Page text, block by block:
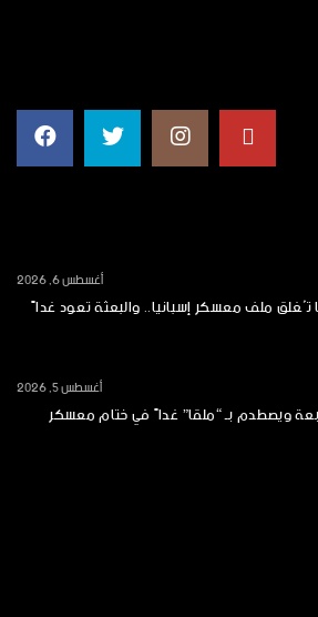
تُغلق ملف معسكر إسبانيا.. والبعثة تعود غداً
أغسطس 6, 2026
ويصطدم بـ “ملقا” غداً في ختام معسكر
أغسطس 5, 2026